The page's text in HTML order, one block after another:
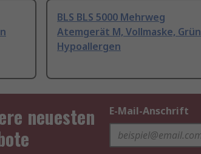
BLS BLS 5000 Mehrweg
Atemgerät M, Vollmaske, Grün
Hypoallergen
neuesten
E-Mail-Anschrift